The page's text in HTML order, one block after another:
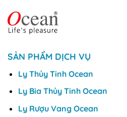
SẢN PHẨM DỊCH VỤ
Ly Thủy Tinh Ocean
Ly Bia Thủy Tinh Ocean
Ly Rượu Vang Ocean